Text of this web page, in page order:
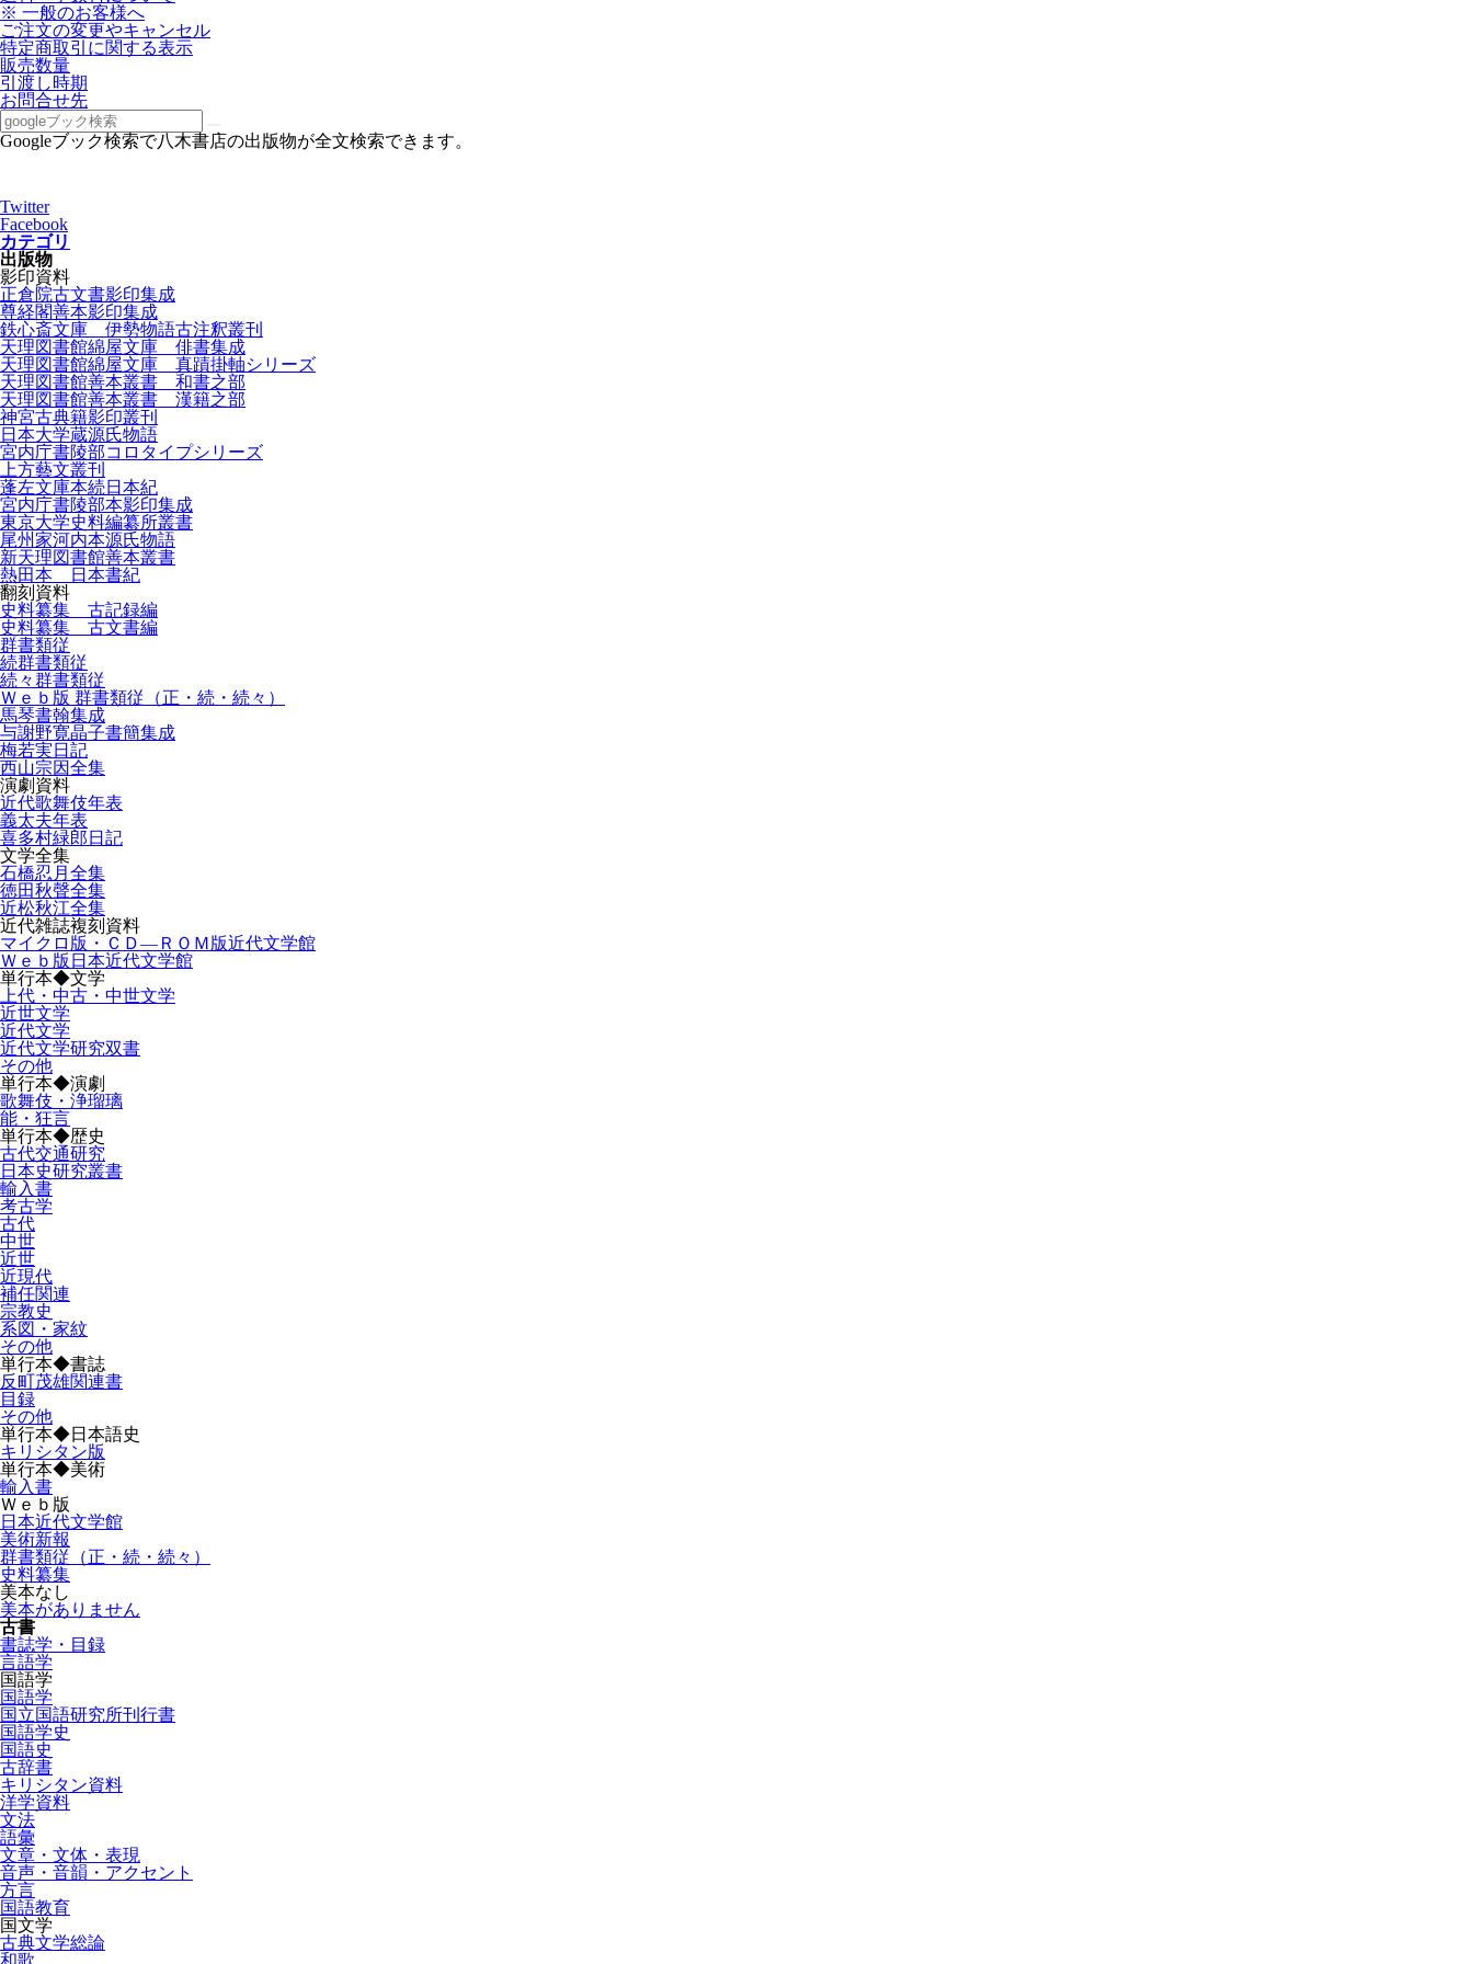
※ 一般のお客様へ
ご注文の変更やキャンセル
特定商取引に関する表示
販売数量
引渡し時期
お問合せ先
Googleブック検索で八木書店の出版物が全文検索できます。
Twitter
Facebook
カテゴリ
出版物
影印資料
正倉院古文書影印集成
尊経閣善本影印集成
鉄心斎文庫 伊勢物語古注釈叢刊
天理図書館綿屋文庫 俳書集成
天理図書館綿屋文庫 真蹟掛軸シリーズ
天理図書館善本叢書 和書之部
天理図書館善本叢書 漢籍之部
神宮古典籍影印叢刊
日本大学蔵源氏物語
宮内庁書陵部コロタイプシリーズ
上方藝文叢刊
蓬左文庫本続日本紀
宮内庁書陵部本影印集成
東京大学史料編纂所叢書
尾州家河内本源氏物語
新天理図書館善本叢書
熱田本 日本書紀
翻刻資料
史料纂集 古記録編
史料纂集 古文書編
群書類従
続群書類従
続々群書類従
Ｗｅｂ版 群書類従（正・続・続々）
馬琴書翰集成
与謝野寛晶子書簡集成
梅若実日記
西山宗因全集
演劇資料
近代歌舞伎年表
義太夫年表
喜多村緑郎日記
文学全集
石橋忍月全集
徳田秋聲全集
近松秋江全集
近代雑誌複刻資料
マイクロ版・ＣＤ―ＲＯＭ版近代文学館
Ｗｅｂ版日本近代文学館
単行本◆文学
上代・中古・中世文学
近世文学
近代文学
近代文学研究双書
その他
単行本◆演劇
歌舞伎・浄瑠璃
能・狂言
単行本◆歴史
古代交通研究
日本史研究叢書
輸入書
考古学
古代
中世
近世
近現代
補任関連
宗教史
系図・家紋
その他
単行本◆書誌
反町茂雄関連書
目録
その他
単行本◆日本語史
キリシタン版
単行本◆美術
輸入書
Ｗｅｂ版
日本近代文学館
美術新報
群書類従（正・続・続々）
史料纂集
美本なし
美本がありません
古書
書誌学・目録
言語学
国語学
国語学
国立国語研究所刊行書
国語学史
国語史
古辞書
キリシタン資料
洋学資料
文法
語彙
文章・文体・表現
音声・音韻・アクセント
方言
国語教育
国文学
古典文学総論
和歌